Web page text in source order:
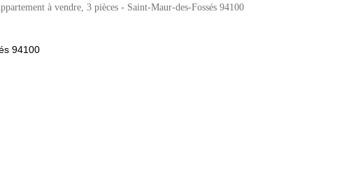
à vendre, 3 pièces - Saint-Maur-des-Fossés 94100